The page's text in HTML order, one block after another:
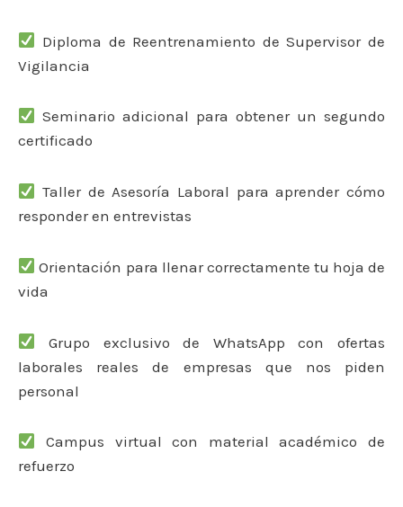
Diploma de Reentrenamiento de Supervisor de
Vigilancia
Seminario adicional para obtener un segundo
certificado
Taller de Asesoría Laboral para aprender cómo
responder en entrevistas
Orientación para llenar correctamente tu hoja de
vida
Grupo exclusivo de WhatsApp con ofertas
laborales reales de empresas que nos piden
personal
Campus virtual con material académico de
refuerzo